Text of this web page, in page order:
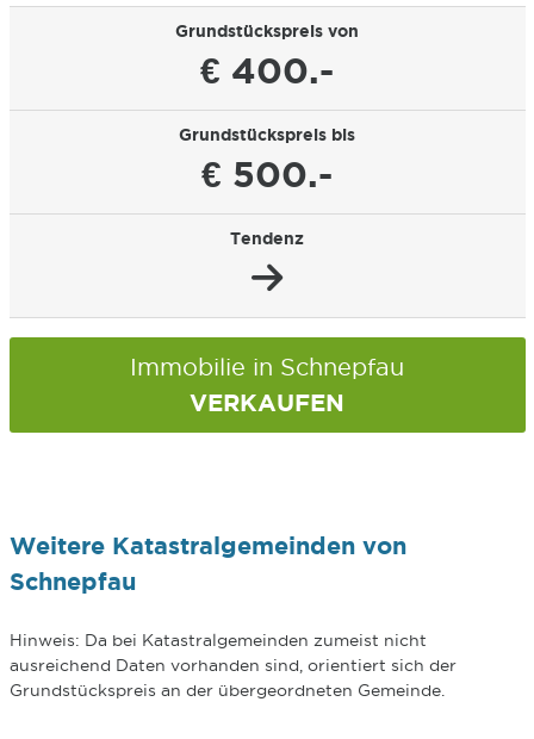
Grundstückspreis von
€ 400.-
Grundstückspreis bis
€ 500.-
Tendenz
Immobilie in Schnepfau
VERKAUFEN
Weitere Katastralgemeinden von
Schnepfau
Hinweis: Da bei Katastralgemeinden zumeist nicht
ausreichend Daten vorhanden sind, orientiert sich der
Grundstückspreis an der übergeordneten Gemeinde.